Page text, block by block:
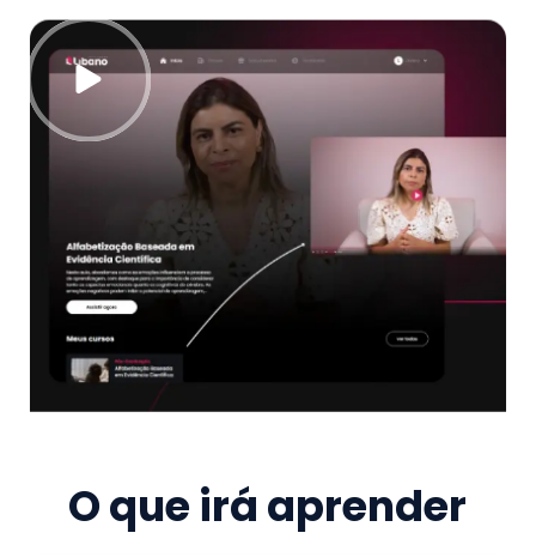
O que irá aprender